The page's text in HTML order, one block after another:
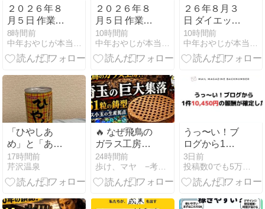
２０２６年８
月５日 作業報
告
8時間前
２０２６年８
月５日 作業中
報告
10時間前
２６年８月３
日 ダイエット
１０６日目
Season４ Day
１６
10時間前
「ひやしあ
め」と「あめ
ゆ」の意外な
関係｜サンガ
リア自販機で
事実
17時間前
芹沢温泉
🔥 なぜ飛鳥の
ガラス工房
が、埼玉の巨
大集落にあっ
たのか？ 384
と、161粒を
24時間前
歩け、マヤ −考古学・歴史ニュース−
うっ〜い！ブ
ログから1件
10,450円の報
酬が確定した
3日前